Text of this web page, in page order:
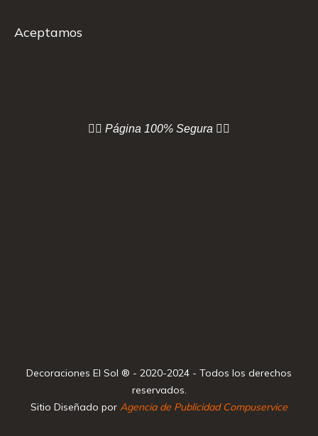
Aceptamos
👇🏻 Página 100% Segura 👇🏻
Decoraciones El Sol ® - 2020-2024 - Todos los derechos
reservados.
Sitio Diseñado por Agencia de Publicidad Compuservice